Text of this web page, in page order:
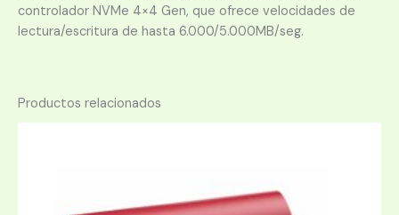
controlador NVMe 4×4 Gen, que ofrece velocidades de
lectura/escritura de hasta 6.000/5.000MB/seg.
Productos relacionados